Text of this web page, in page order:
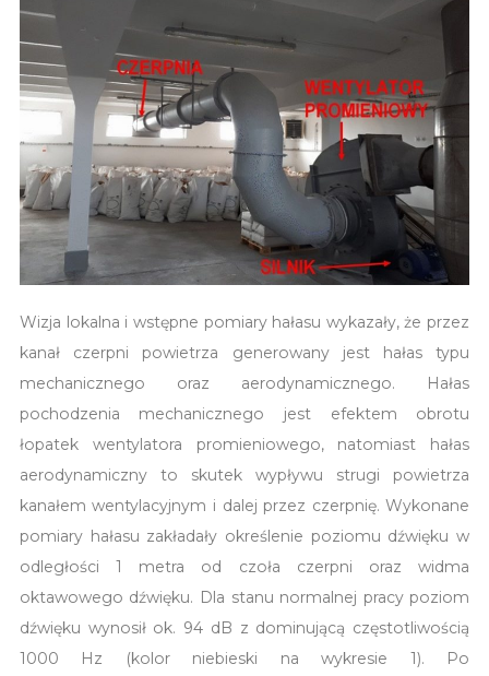
Wizja lokalna i wstępne pomiary hałasu wykazały, że przez
kanał czerpni powietrza generowany jest hałas typu
mechanicznego oraz aerodynamicznego. Hałas
pochodzenia mechanicznego jest efektem obrotu
łopatek wentylatora promieniowego, natomiast hałas
aerodynamiczny to skutek wypływu strugi powietrza
kanałem wentylacyjnym i dalej przez czerpnię. Wykonane
pomiary hałasu zakładały określenie poziomu dźwięku w
odległości 1 metra od czoła czerpni oraz widma
oktawowego dźwięku. Dla stanu normalnej pracy poziom
dźwięku wynosił ok. 94 dB z dominującą częstotliwością
1000 Hz (kolor niebieski na wykresie 1). Po